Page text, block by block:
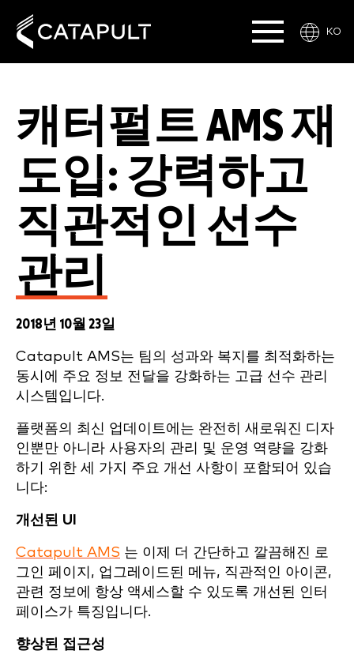
KO
캐터펄트 AMS 재
도입: 강력하고
직관적인 선수
관리
2018년 10월 23일
Catapult AMS는 팀의 성과와 복지를 최적화하는
동시에 주요 정보 전달을 강화하는 고급 선수 관리
시스템입니다.
플랫폼의 최신 업데이트에는 완전히 새로워진 디자
인뿐만 아니라 사용자의 관리 및 운영 역량을 강화
하기 위한 세 가지 주요 개선 사항이 포함되어 있습
니다:
개선된 UI
Catapult AMS 는 이제 더 간단하고 깔끔해진 로
그인 페이지, 업그레이드된 메뉴, 직관적인 아이콘,
관련 정보에 항상 액세스할 수 있도록 개선된 인터
페이스가 특징입니다.
향상된 접근성